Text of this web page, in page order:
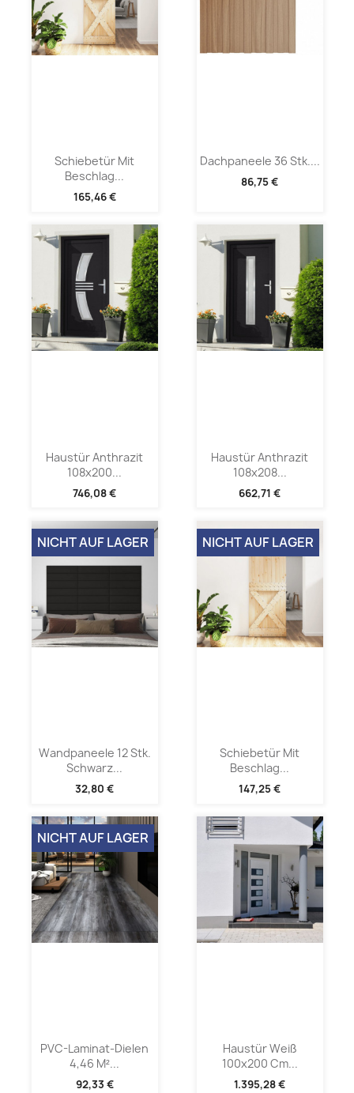
Schiebetür Mit
Beschlag...
165,46 €
Dachpaneele 36 Stk....
86,75 €
Haustür Anthrazit
108x200...
746,08 €
Haustür Anthrazit
108x208...
662,71 €
Wandpaneele 12 Stk.
Schwarz...
32,80 €
NICHT AUF LAGER
Schiebetür Mit
Beschlag...
147,25 €
NICHT AUF LAGER
PVC-Laminat-Dielen
4,46 M²...
92,33 €
NICHT AUF LAGER
Haustür Weiß
100x200 Cm...
1.395,28 €